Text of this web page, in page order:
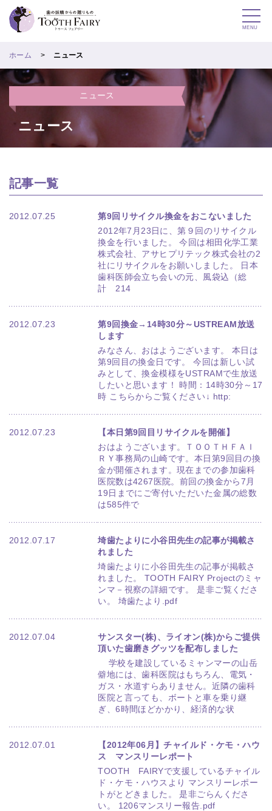
MENU
ホーム ニュース
ニュース
ニュース
記事一覧
2012.07.25
第9回リサイクル換金をおこないました
2012年7月23日に、第９回のリサイクル
換金を行いました。 今回は相田化学工業
株式会社、アサヒプリテック株式会社の2
社にリサイクルをお願いしました。 日本
歯科医師会立ち会いの元、風袋込（総
計 214
2012.07.23
第9回換金→14時30分～USTREAM放送
します
みなさん、おはようございます。 本日は
第9回目の換金日です。 今回は新しい試
みとして、換金模様をUSTRAMで生放送
したいと思います！ 時間：14時30分～17
時 こちらからご覧ください↓ http:
2012.07.23
【本日第9回目リサイクルを開催】
おはようございます。ＴＯＯＴＨＦＡＩ
ＲＹ事務局の山崎です。本日第9回目の換
金が開催されます。現在までの参加歯科
医院数は4267医院。前回の換金から7月
19日までにご寄付いただいた金属の総数
は585件で
2012.07.17
埼歯たよりに小谷田先生の記事が掲載さ
れました
埼歯たよりに小谷田先生の記事が掲載さ
れました。 TOOTH FAIRY Projectのミャ
ンマ－視察の詳細です。 是非ご覧くださ
い。 埼歯たより.pdf
2012.07.04
サンスター(株)、ライオン(株)からご提供
頂いた歯磨きグッツを配布しました
学校を建設しているミャンマーの山岳
僻地には、歯科医院はもちろん、電気・
ガス・水道すらありません。近隣の歯科
医院と言っても、ボートと車を乗り継
ぎ、6時間ほどかかり、経済的な状
2012.07.01
【2012年06月】チャイルド・ケモ・ハウ
ス マンスリーレポート
TOOTH FAIRYで支援しているチャイル
ド・ケモ・ハウスより マンスリーレポー
トがとどきました。 是非ごらんくださ
い。 1206マンスリー報告.pdf